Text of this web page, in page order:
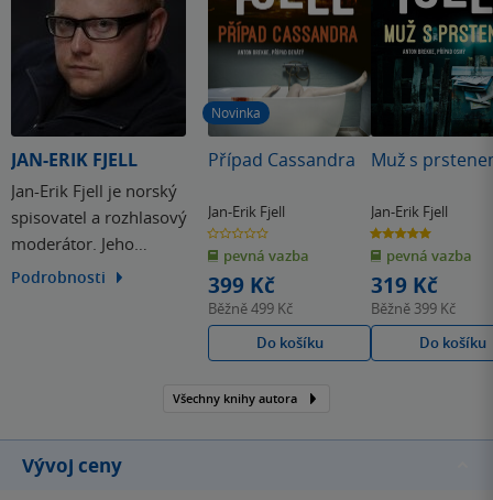
JAN-ERIK FJELL
Jan-Erik Fjell je norský
spisovatel a rozhlasový
moderátor. Jeho
detektivní prvotina
Podrobnosti
Novinka
Případ Cassandra
Jan-Erik Fjell
0.0
z
5
hvězdiček
pevná vazba
399 Kč
Běžně499 Kč
Do košíku
Muž s
Jan-Erik Fjell
5.0
z
5
hvězdiček
pevná vazba
319 Kč
Běžně 399 Kč
Do košíku
Všechny knihy autora
Vývoj ceny